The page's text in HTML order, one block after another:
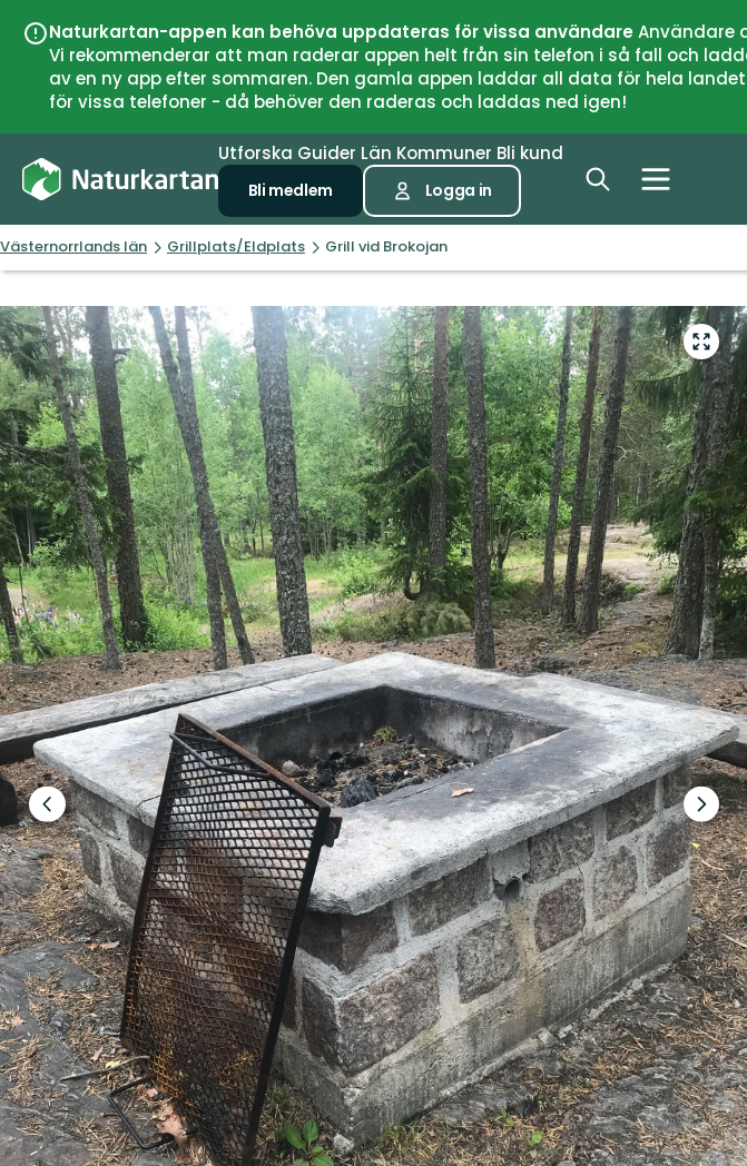
Naturkartan-appen kan behöva uppdateras för vissa användareAnvändare
Vi rekommenderar att man raderar appen helt från sin telefon i så fall och
av en ny app efter sommaren. Den gamla appen laddar all data för hela
för vissa telefoner - då behöver den raderas och laddas ned igen!
Utforska Guider Län Kommuner Bli kund
Bli medlem Logga in
Västernorrlands län Grillplats/Eldplats Grill vid Brokojan
Gå
till
Föregående
bild
Nästa
bildspel